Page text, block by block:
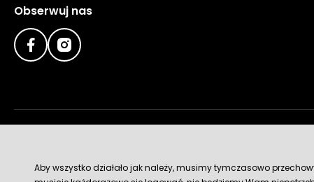
Obserwuj nas
Aby wszystko działało jak należy, musimy tymczasowo